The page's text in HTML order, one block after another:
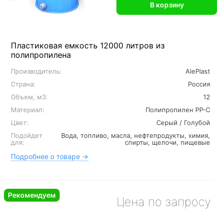
Пластиковая емкость 12000 литров из
полипропилена
Производитель:
AlePlast
Страна:
Россия
Объем, м3:
12
Материал:
Полипропилен PP-C
Цвет:
Серый / Голубой
Подойдет
для:
Вода, топливо, масла, нефтепродукты, химия,
спирты, щелочи, пищевые
Подробнее о товаре →
В корзину
Цена по запросу
Рекомендуем